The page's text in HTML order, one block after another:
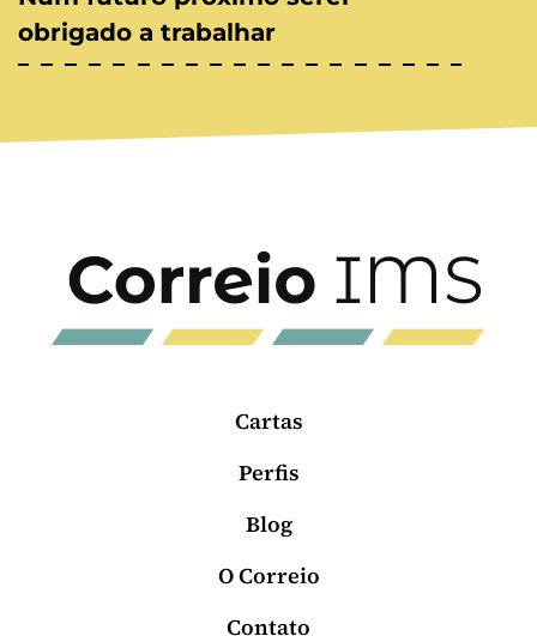
obrigado a trabalhar
Cartas
Perfis
Blog
O Correio
Contato